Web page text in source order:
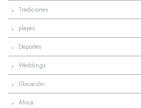
· Tradiciones
· playas
· Deportes
· Weddings
· Ubicación
· Africa